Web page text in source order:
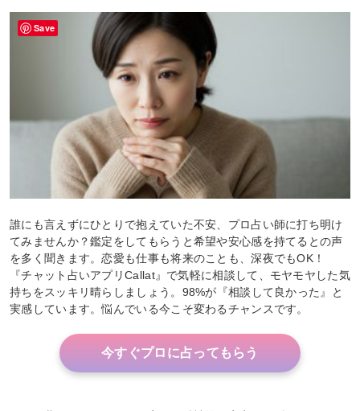
誰にも言えずにひとりで抱えていた不安、プロ占い師に打ち明け
てみませんか？鑑定をしてもらうと希望や安心感を持てるとの声
を多く聞きます。恋愛も仕事も将来のことも、深夜でもOK！
『チャット占いアプリCallat』で気軽に相談して、モヤモヤした気
持ちをスッキリ晴らしましょう。98%が『相談して良かった』と
実感しています。悩んでいる今こそ変わるチャンスです。
今すぐプロに占ってもらう
Save